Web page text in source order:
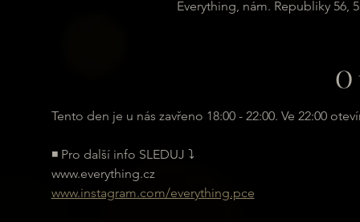
Everything, nám. Republiky 56,
Tento den je u nás zavřeno 18:00 - 22:00. Ve 22:00
◾ Pro další info SLEDUJ ⤵
www.everything.cz
www.instagram.com/everything.pce